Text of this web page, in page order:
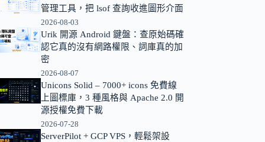
管理工具，把 lsof 查詢收進圖形介面
2026-08-03
Urik 開源 Android 鍵盤：查原始碼確
認它真的沒有網路權限、詞庫真的加
密
2026-08-07
Unicons Solid – 7000+ icons 免費線
上圖標庫，3 種風格與 Apache 2.0 開
源授權免費下載
2026-07-28
ServerPilot + GCP VPS，輕鬆架設